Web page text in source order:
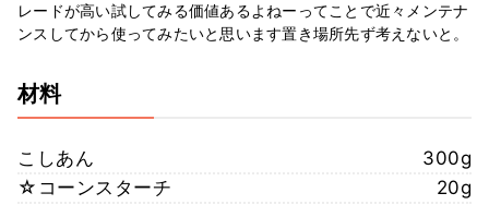
レードが高い試してみる価値あるよねーってことで近々メンテナ
ンスしてから使ってみたいと思います置き場所先ず考えないと。
材料
こしあん
300g
☆コーンスターチ
20g